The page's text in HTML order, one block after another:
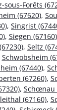
sous-Forêts
(67620),
, Singrist
, Siegen (67160)
, Seltz
Schwobsheim
(67440),
(67260),
, Schœnau
(67160),